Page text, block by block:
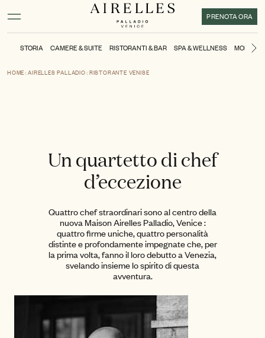
Attivare la modalità ad alto contrasto
PRENOTA ORA
STORIA CAMERE & SUITE RISTORANTI & BAR SPA & WELLNESS MOMENTI
HOME AIRELLES PALLADIO RISTORANTE VENISE
Un quartetto di chef
d’eccezione
Quattro chef straordinari sono al centro della
nuova Maison Airelles Palladio, Venice :
quattro firme uniche, quattro personalità
distinte e profondamente impegnate che, per
la prima volta, fanno il loro debutto a Venezia,
svelando insieme lo spirito di questa
avventura.